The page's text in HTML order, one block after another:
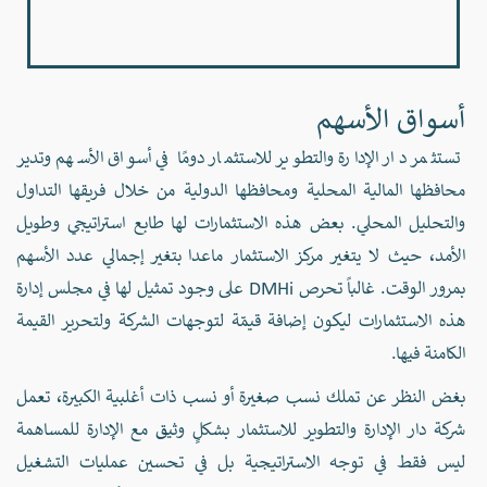
أسواق الأسهم
تستثمر دار الإدارة والتطوير للاستثمار دومًا في أسواق الأسهم وتدير
محافظها المالية المحلية ومحافظها الدولية من خلال فريقها التداول
والتحليل المحلي. بعض هذه الاستثمارات لها طابع استراتيجي وطويل
الأمد، حيث لا يتغير مركز الاستثمار ماعدا بتغير إجمالي عدد الأسهم
بمرور الوقت. غالباً تحرص DMHi على وجود تمثيل لها في مجلس إدارة
هذه الاستثمارات ليكون إضافة قيمّة لتوجهات الشركة ولتحرير القيمة
الكامنة فيها.
بغض النظر عن تملك نسب صغيرة أو نسب ذات أغلبية الكبيرة، تعمل
شركة دار الإدارة والتطوير للاستثمار بشكلٍ وثيق مع الإدارة للمساهمة
ليس فقط في توجه الاستراتيجية بل في تحسين عمليات التشغيل